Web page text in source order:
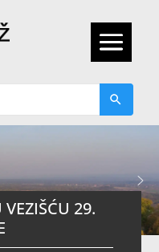
VEZIŠĆU 29.